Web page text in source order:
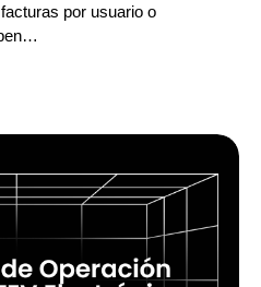
por usuario o